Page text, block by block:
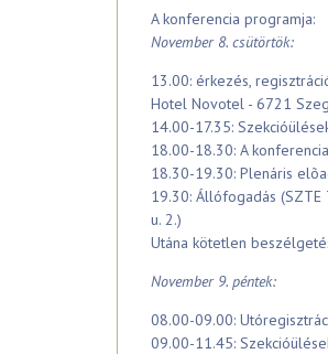
A konferencia programja:
November 8. csütörtök:
13.00: érkezés,
Hotel Novotel - 6721
14.00-17.35:
18.00-18.30: A
18.30-19.30: Plenáris
19.30: Állófogadás (SZTE
u. 2.)
Utána kötetlen
November 9. péntek:
08.00-09.00:
09.00-11.45: